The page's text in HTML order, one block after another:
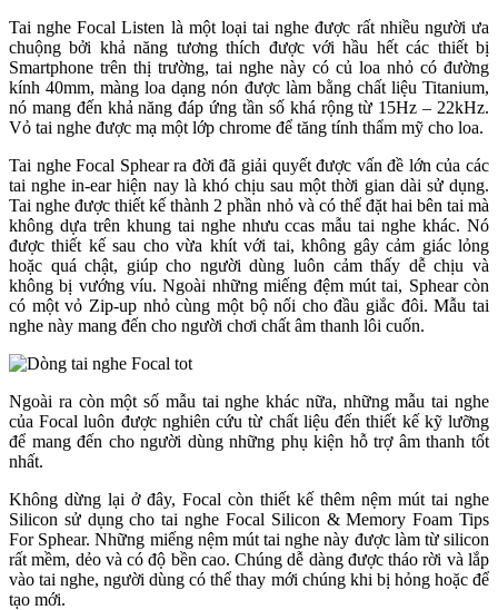
Tai nghe Focal Listen là một loại tai nghe được rất nhiều người ưa
chuộng bởi khả năng tương thích được với hầu hết các thiết bị
Smartphone trên thị trường, tai nghe này có củ loa nhỏ có đường
kính 40mm, màng loa dạng nón được làm bằng chất liệu Titanium,
nó mang đến khả năng đáp ứng tần số khá rộng từ 15Hz – 22kHz.
Vỏ tai nghe được mạ một lớp chrome để tăng tính thẩm mỹ cho loa.
Tai nghe Focal Sphear ra đời đã giải quyết được vấn đề lớn của các
tai nghe in-ear hiện nay là khó chịu sau một thời gian dài sử dụng.
Tai nghe được thiết kế thành 2 phần nhỏ và có thể đặt hai bên tai mà
không dựa trên khung tai nghe nhưu ccas mẫu tai nghe khác. Nó
được thiết kế sau cho vừa khít với tai, không gây cảm giác lỏng
hoặc quá chật, giúp cho người dùng luôn cảm thấy dễ chịu và
không bị vướng víu. Ngoài những miếng đệm mút tai, Sphear còn
có một vỏ Zip-up nhỏ cùng một bộ nối cho đầu giắc đôi. Mẫu tai
nghe này mang đến cho người chơi chất âm thanh lôi cuốn.
Ngoài ra còn một số mẫu tai nghe khác nữa, những mẫu tai nghe
của Focal luôn được nghiên cứu từ chất liệu đến thiết kế kỹ lưỡng
để mang đến cho người dùng những phụ kiện hỗ trợ âm thanh tốt
nhất.
Không dừng lại ở đây, Focal còn thiết kế thêm nệm mút tai nghe
Silicon sử dụng cho tai nghe Focal Silicon & Memory Foam Tips
For Sphear. Những miếng nệm mút tai nghe này được làm từ silicon
rất mềm, dẻo và có độ bền cao. Chúng dễ dàng được tháo rời và lắp
vào tai nghe, người dùng có thể thay mới chúng khi bị hỏng hoặc để
tạo mới.